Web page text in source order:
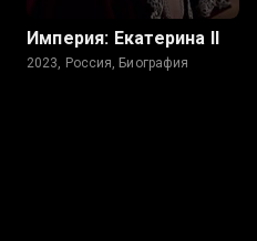
Империя: Екатерина II
2023, Россия, Биография